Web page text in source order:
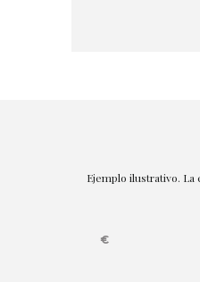
Ejemplo ilustrativo. La